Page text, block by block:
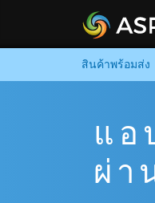
สินค้าพร้อมส่ง
แอ
ผ่า